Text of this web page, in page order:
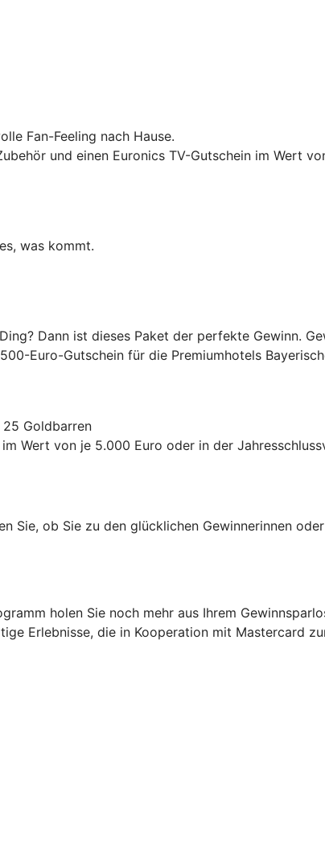
Fan-Feeling nach Hause.
und einen Euronics TV-Gutschein im Wert
was kommt.
Dann ist dieses Paket der perfekte Gewinn.
Euro-Gutschein für die Premiumhotels
25 Goldbarren
Wert von je 5.000 Euro oder in der
Sie, ob Sie zu den glücklichen Gewinnerinnen
holen Sie noch mehr aus Ihrem
Erlebnisse, die in Kooperation mit Mastercard